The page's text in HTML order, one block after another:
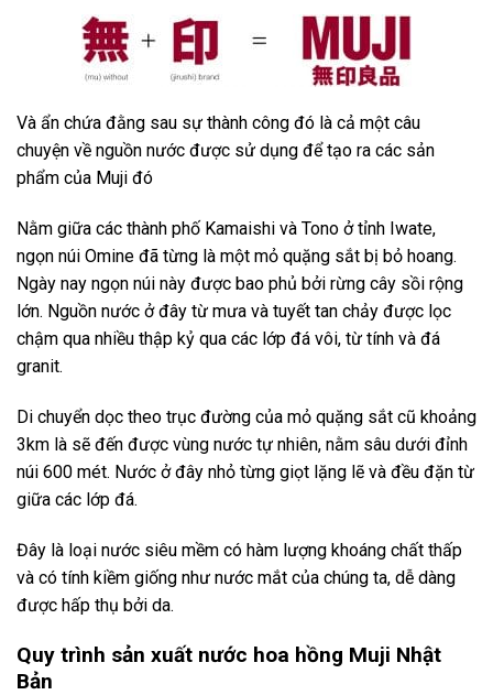
Và ẩn chứa đằng sau sự thành công đó là cả một câu
chuyện về nguồn nước được sử dụng để tạo ra các sản
phẩm của Muji đó
Nằm giữa các thành phố Kamaishi và Tono ở tỉnh Iwate,
ngọn núi Omine đã từng là một mỏ quặng sắt bị bỏ hoang.
Ngày nay ngọn núi này được bao phủ bởi rừng cây sồi rộng
lớn. Nguồn nước ở đây từ mưa và tuyết tan chảy được lọc
chậm qua nhiều thập kỷ qua các lớp đá vôi, từ tính và đá
granit.
Di chuyển dọc theo trục đường của mỏ quặng sắt cũ khoảng
3km là sẽ đến được vùng nước tự nhiên, nằm sâu dưới đỉnh
núi 600 mét. Nước ở đây nhỏ từng giọt lặng lẽ và đều đặn từ
giữa các lớp đá.
Đây là loại nước siêu mềm có hàm lượng khoáng chất thấp
và có tính kiềm giống như nước mắt của chúng ta, dễ dàng
được hấp thụ bởi da.
Quy trình sản xuất nước hoa hồng Muji Nhật
Bản